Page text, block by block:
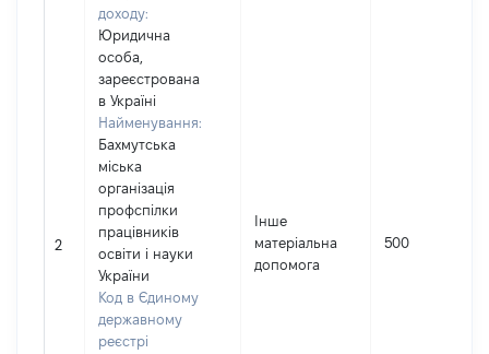
2
доходу:
Юридична
особа,
зареєстрована
в Україні
Найменування:
Бахмутська
міська
організація
профспілки
працівників
освіти і науки
України
Код в Єдиному
державному
реєстрі
Інше
матеріальна
допомога
500